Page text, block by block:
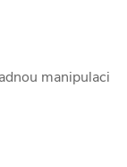
manipulaci